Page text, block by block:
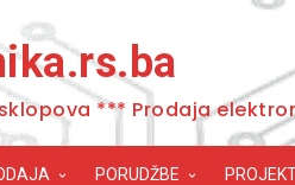
*** Prodaja
PORUDŽBE